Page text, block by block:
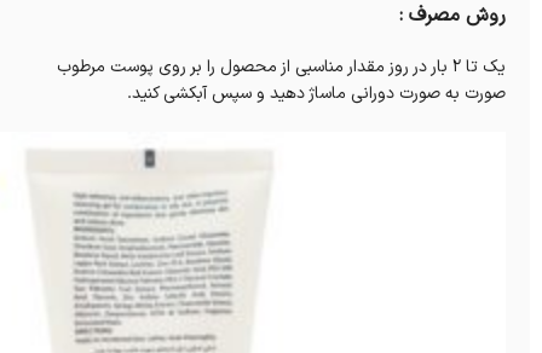
روش مصرف :
یک تا 2 بار در روز مقدار مناسبی از محصول را بر روی پوست مرطوب
صورت به صورت دورانی ماساژ دهید و سپس آبکشی کنید.